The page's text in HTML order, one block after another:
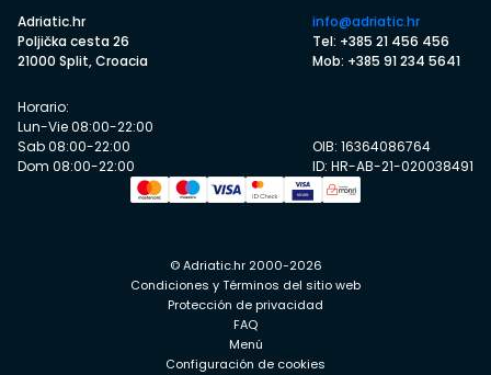
Adriatic.hr
Poljička cesta 26
21000 Split, Croacia
info@adriatic.hr
Tel: +385 21 456 456
Mob: +385 91 234 5641
Horario:
Lun-Vie 08:00-22:00
Sab 08:00-22:00
Dom 08:00-22:00
OIB: 16364086764
ID: HR-AB-21-020038491
© Adriatic.hr 2000-2026
Condiciones y Términos del sitio web
Protección de privacidad
FAQ
Menú
Configuración de cookies